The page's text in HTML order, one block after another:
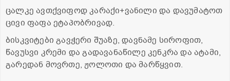
ცალკე ავთქვიფოდ კარაქი+ვანილი და დავუმატოთ
ცივი ფაფა ეტაპობრივად.
ბისკვიტები გავჭერი შუაზე, დავნამე სიროფით,
წავუსვი კრემი და გადავანაწილე კენკრა და ატამი,
გარედან მოვრთე, ჟოლოთი და მარწყვით.